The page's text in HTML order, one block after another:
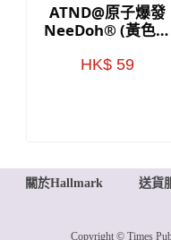
ATND@原子爆發
NeeDoh® (黃色／
HK$ 59
關於Hallmark 送貨
Copyright © Times